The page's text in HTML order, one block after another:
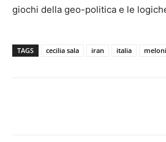
giochi della geo-politica e le
TAGS cecilia sala iran italia meloni